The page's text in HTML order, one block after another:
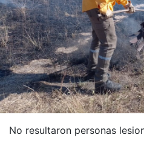
No resultaron personas